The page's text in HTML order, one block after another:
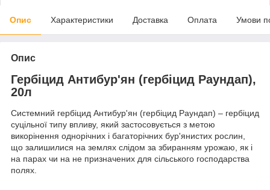
Опис Характеристики Доставка Оплата Умови
Опис
Гербіцид Антибур'ян (гербіцид Раундап),
20л
Системний гербіцид Антибур'ян (гербіцид Раундап) – гербіцид
суцільної типу впливу, який застосовується з метою
викорінення однорічних і багаторічних бур'янистих рослин,
що залишилися на землях слідом за збиранням урожаю, як і
на парах чи на не призначених для сільського господарства
полях.